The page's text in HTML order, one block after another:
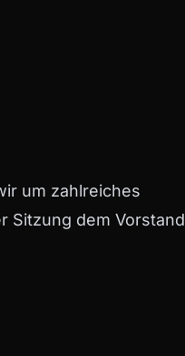
um zahlreiches
Sitzung dem Vorstand